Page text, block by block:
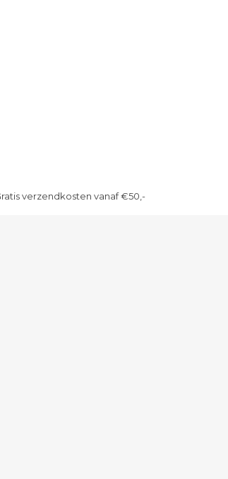
verzendkosten vanaf €50,-